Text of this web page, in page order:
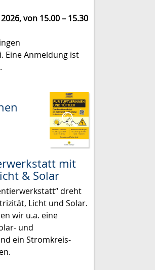
von 15.00 – 15.30
Eine Anmeldung ist
mit
& Solar
dreht
Licht und Solar.
wir u.a. eine
und
ein Stromkreis-